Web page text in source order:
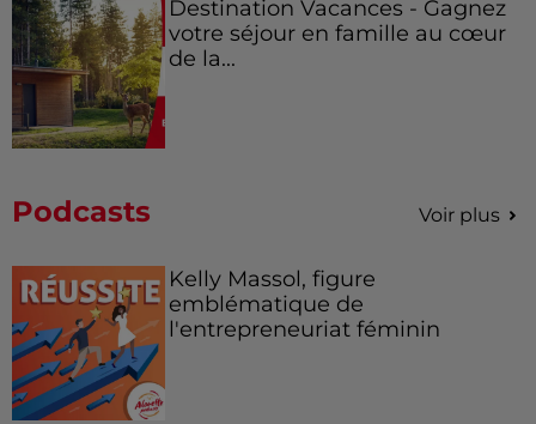
Destination Vacances - Gagnez
votre séjour en famille au cœur
de la...
Podcasts Voir plus
Kelly Massol, figure
emblématique de
l'entrepreneuriat féminin